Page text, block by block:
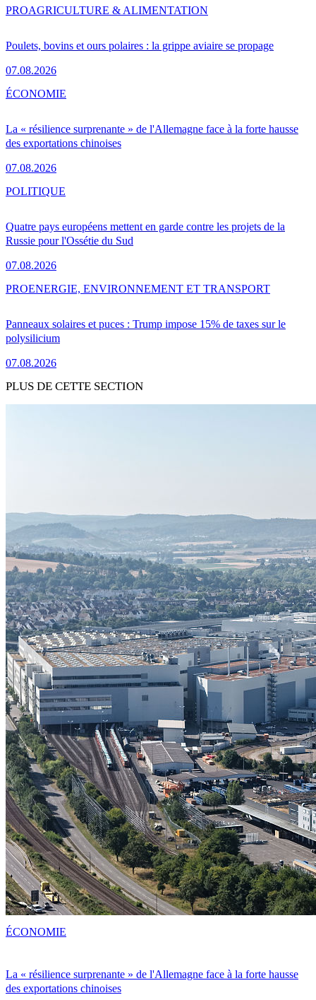
Poulets, bovins et ours polaires : la grippe aviaire se propage
07.08.2026
PROAGRICULTURE & ALIMENTATION
La « résilience surprenante » de l'Allemagne face à la forte hausse
des exportations chinoises
07.08.2026
ÉCONOMIE
Quatre pays européens mettent en garde contre les projets de la
Russie pour l'Ossétie du Sud
07.08.2026
POLITIQUE
Panneaux solaires et puces : Trump impose 15% de taxes sur le
polysilicium
07.08.2026
PROENERGIE, ENVIRONNEMENT ET TRANSPORT
PLUS DE CETTE SECTION
La « résilience surprenante » de l'Allemagne face à la forte hausse
des exportations chinoises
ÉCONOMIE